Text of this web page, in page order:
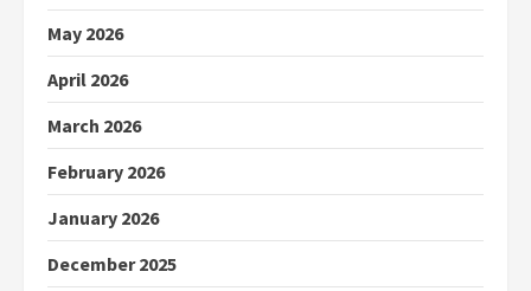
May 2026
April 2026
March 2026
February 2026
January 2026
December 2025